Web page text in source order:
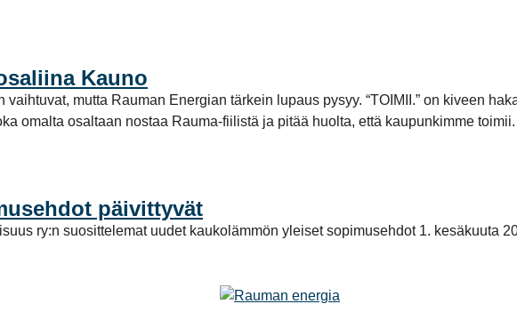
Kauno
mutta Rauman Energian tärkein lupaus pysyy. “TOIMII.” on kiveen
omalta osaltaan nostaa Rauma-fiilistä ja pitää huolta, että kaupunkimme
päivittyvät
ry:n suosittelemat uudet kaukolämmön yleiset sopimusehdot 1. kesäkuuta